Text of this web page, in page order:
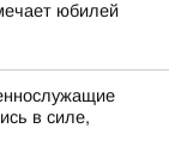
юбилей
в силе,